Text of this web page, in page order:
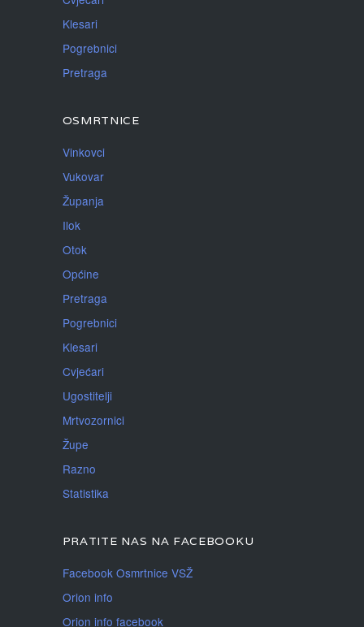
Klesari
Pogrebnici
Pretraga
OSMRTNICE
Vinkovci
Vukovar
Županja
Ilok
Otok
Općine
Pretraga
Pogrebnici
Klesari
Cvjećari
Ugostitelji
Mrtvozornici
Župe
Razno
Statistika
PRATITE NAS NA FACEBOOKU
Facebook Osmrtnice VSŽ
Orion info
Orion info facebook